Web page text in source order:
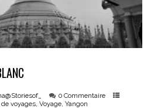
0 Commentaire
de voyages,Voyage,Yangon